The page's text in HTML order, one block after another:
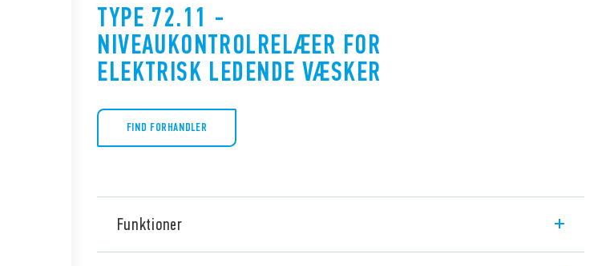
TYPE 72.11 -
NIVEAUKONTROLRELÆER FOR
ELEKTRISK LEDENDE VÆSKER
FIND FORHANDLER
Funktioner